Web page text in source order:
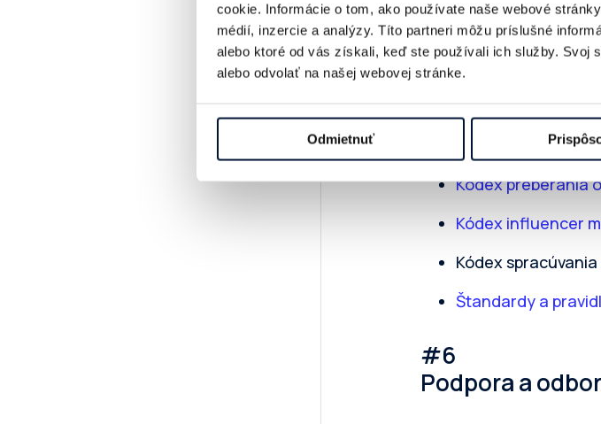
cookie. Informácie o tom, ako používate naše webové
médií, inzercie a analýzy. Títo partneri môžu príslušné
alebo ktoré od vás získali, keď ste používali ich služby. Svoj
alebo odvolať na našej webovej stránke.
Odmietnuť
#5
Etika a
Pomáhate kultivovať
Spolupodieľate sa
Kódex preberania
Kódex influencer
Kódex
Štandardy a
#6
Podpora a